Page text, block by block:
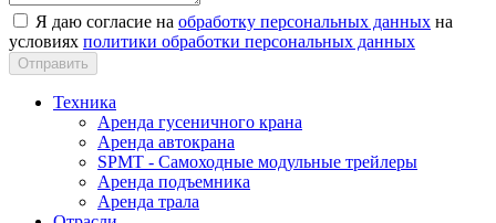
Я даю согласие на обработку персональных данных на
условиях политики обработки персональных данных
Техника
Аренда гусеничного крана
Аренда автокрана
SPMT - Самоходные модульные трейлеры
Аренда подъемника
Аренда трала